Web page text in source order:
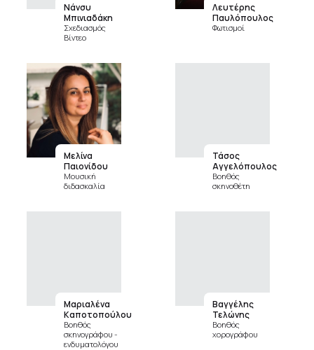
Νάνσυ
Μπινιαδάκη
Σχεδιασμός
Βίντεο
Λευτέρης
Παυλόπουλος
Φωτισμοί
Μελίνα
Παιονίδου
Μουσική
διδασκαλία
Τάσος
Αγγελόπουλος
Βοηθός
σκηνοθέτη
Μαριαλένα
Καποτοπούλου
Βοηθός
σκηνογράφου -
ενδυματολόγου
Βαγγέλης
Τελώνης
Βοηθός
χορογράφου